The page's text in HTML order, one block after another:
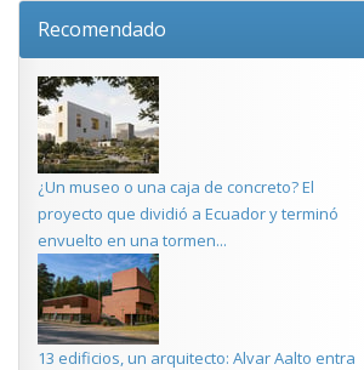
Recomendado
¿Un museo o una caja de concreto? El
proyecto que dividió a Ecuador y terminó
envuelto en una tormen...
13 edificios, un arquitecto: Alvar Aalto entra